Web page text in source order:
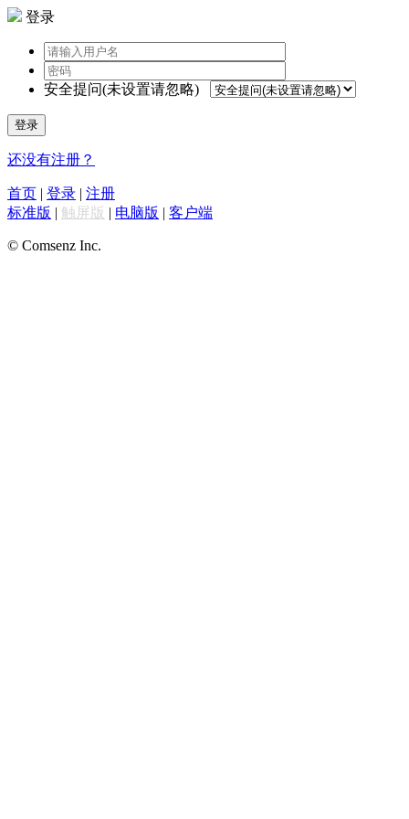
登录
安全提问(未设置请忽略)
登录
还没有注册？
首页 | 登录 | 注册
标准版 | 触屏版 | 电脑版 | 客户端
© Comsenz Inc.